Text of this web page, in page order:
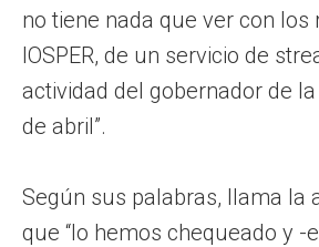
no tiene nada que ver con los
IOSPER, de un servicio de
actividad del gobernador de
de abril”.
Según sus palabras, llama la
que “lo hemos chequeado y -